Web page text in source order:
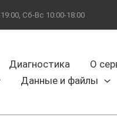
Сб-Вс 10:00-18:00
Диагностика О
Данные и файлы